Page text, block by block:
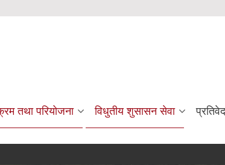
तथा परियोजना विधुतीय शुसासन सेवा